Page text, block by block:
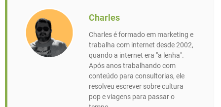
Charles
Charles é formado em marketing e
trabalha com internet desde 2002,
quando a internet era "a lenha".
Após anos trabalhando com
conteúdo para consultorias, ele
resolveu escrever sobre cultura
pop e viagens para passar o